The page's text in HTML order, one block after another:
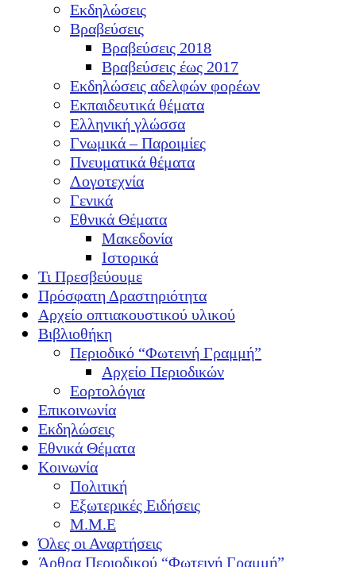
Εκδηλώσεις
Βραβεύσεις
Βραβεύσεις 2018
Βραβεύσεις έως 2017
Εκδηλώσεις αδελφών φορέων
Εκπαιδευτικά θέματα
Ελληνική γλώσσα
Γνωμικά – Παροιμίες
Πνευματικά θέματα
Λογοτεχνία
Γενικά
Εθνικά Θέματα
Μακεδονία
Ιστορικά
Τι Πρεσβεύουμε
Πρόσφατη Δραστηριότητα
Αρχείο οπτιακουστικού υλικού
Βιβλιοθήκη
Περιοδικό “Φωτεινή Γραμμή”
Αρχείο Περιοδικών
Εορτολόγια
Επικοινωνία
Εκδηλώσεις
Εθνικά Θέματα
Κοινωνία
Πολιτική
Εξωτερικές Ειδήσεις
Μ.Μ.Ε
Όλες οι Αναρτήσεις
Άρθρα Περιοδικού “Φωτεινή Γραμμή”